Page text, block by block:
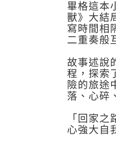
畢格這本
獸》大結
寫時間相
二重奏般
故事述說
程，探索
險的旅途
落、心碎
「回家
心強大自